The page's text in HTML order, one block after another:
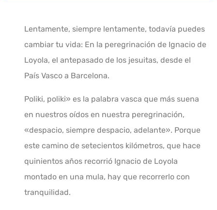
Lentamente, siempre lentamente, todavía puedes
cambiar tu vida: En la peregrinación de Ignacio de
Loyola, el antepasado de los jesuitas, desde el
País Vasco a Barcelona.
Poliki, poliki» es la palabra vasca que más suena
en nuestros oídos en nuestra peregrinación,
«despacio, siempre despacio, adelante». Porque
este camino de setecientos kilómetros, que hace
quinientos años recorrió Ignacio de Loyola
montado en una mula, hay que recorrerlo con
tranquilidad.